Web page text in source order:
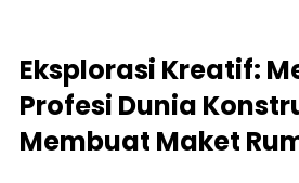
Eksplorasi Kreatif:
Profesi Dunia
Membuat Maket